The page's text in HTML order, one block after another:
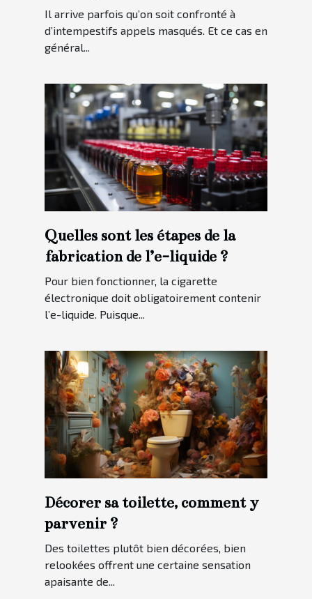
Il arrive parfois qu’on soit confronté à
d’intempestifs appels masqués. Et ce cas en
général...
Quelles sont les étapes de la
fabrication de l’e-liquide ?
Pour bien fonctionner, la cigarette
électronique doit obligatoirement contenir
l’e-liquide. Puisque...
Décorer sa toilette, comment y
parvenir ?
Des toilettes plutôt bien décorées, bien
relookées offrent une certaine sensation
apaisante de...